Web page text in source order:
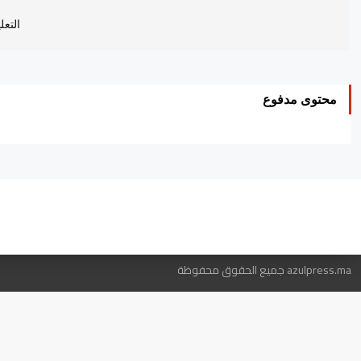
محتوى مدفوع
azulpress.ma جميع الحقوق محفوظة